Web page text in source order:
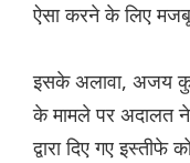
ऐसा करने के लिए
इसके अलावा, अजय
के मामले पर अदालत ने
द्वारा दिए गए